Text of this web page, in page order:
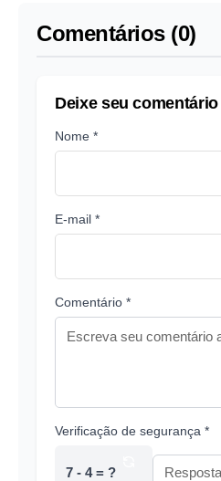
Comentários (0)
Deixe seu comentário
Nome *
E-mail *
Comentário *
Verificação de segurança *
7 - 4 = ?